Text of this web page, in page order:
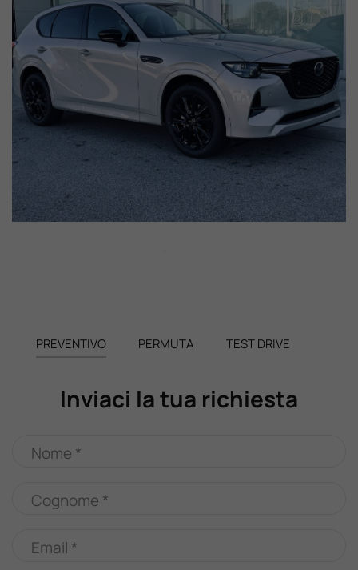
PREVENTIVO PERMUTA TEST DRIVE
Inviaci la tua richiesta
Nome *
Cognome *
Email *